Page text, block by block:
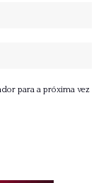
para a próxima vez